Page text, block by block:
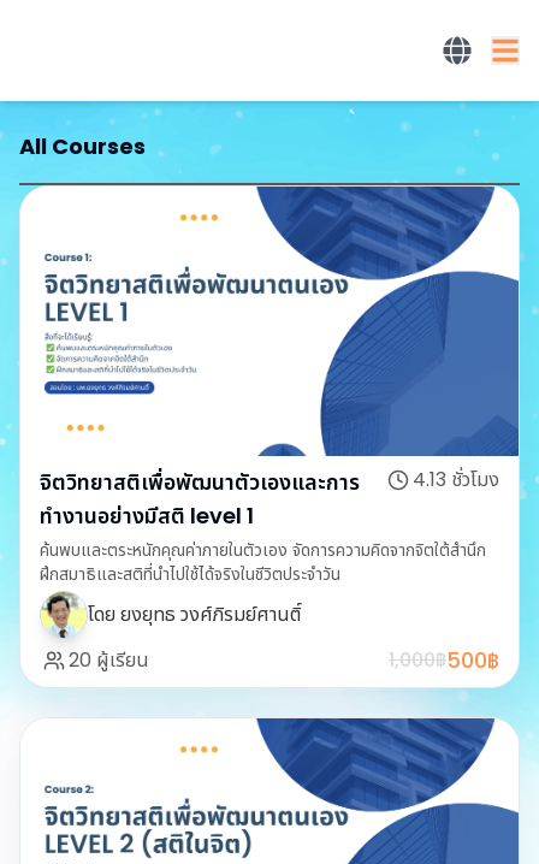
All Courses
จิตวิทยาสติเพื่อพัฒนาตัวเองและการ
ทำงานอย่างมีสติ level 1
4.13 ชั่วโมง
ค้นพบและตระหนักคุณค่าภายในตัวเอง จัดการความคิดจากจิตใต้สำนึก
ฝึกสมาธิและสติที่นำไปใช้ได้จริงในชีวิตประจำวัน
โดย ยงยุทธ วงศ์ภิรมย์ศานติ์
20 ผู้เรียน 1,000฿500฿